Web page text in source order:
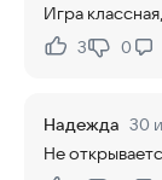
Игра
Нравится:
3Не 0
Надежда 30
Не